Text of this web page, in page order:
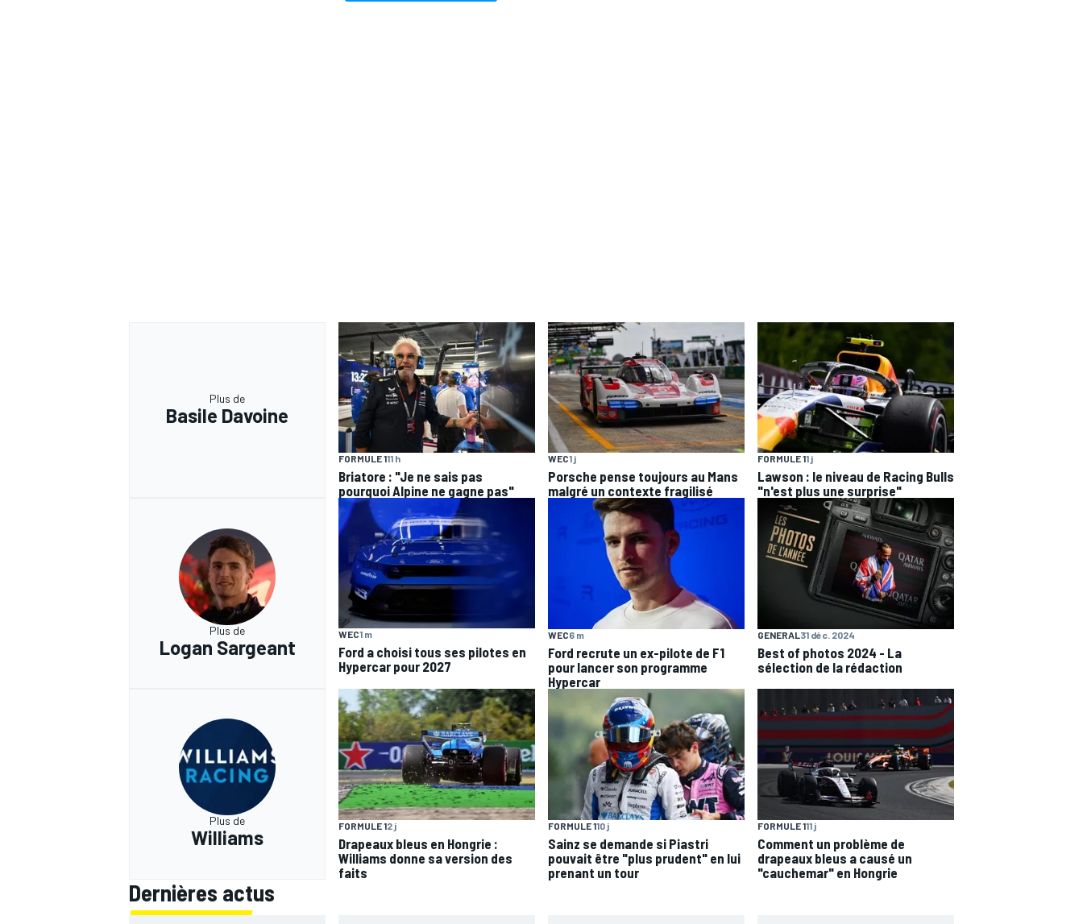
Plus de
Basile Davoine
FORMULE 111 h
Briatore : "Je ne sais pas
pourquoi Alpine ne gagne pas"
WEC1 j
Porsche pense toujours au Mans
malgré un contexte fragilisé
FORMULE 11 j
Lawson : le niveau de Racing Bulls
"n'est plus une surprise"
Plus de
Logan Sargeant
WEC1 m
Ford a choisi tous ses pilotes en
Hypercar pour 2027
WEC6 m
Ford recrute un ex-pilote de F1
pour lancer son programme
Hypercar
GENERAL31 déc. 2024
Best of photos 2024 - La
sélection de la rédaction
Plus de
Williams
FORMULE 12 j
Drapeaux bleus en Hongrie :
Williams donne sa version des
faits
FORMULE 110 j
Sainz se demande si Piastri
pouvait être "plus prudent" en lui
prenant un tour
FORMULE 111 j
Comment un problème de
drapeaux bleus a causé un
"cauchemar" en Hongrie
Dernières actus